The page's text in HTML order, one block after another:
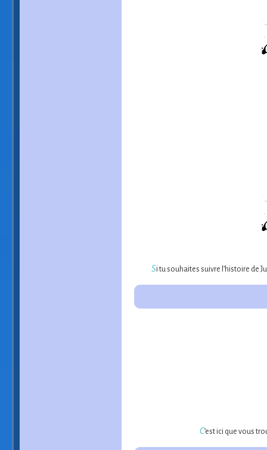
Si tu souhaites suivre l’histoire de
C’est ici que vous